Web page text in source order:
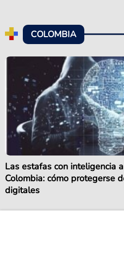
COLOMBIA
Las estafas con inteligencia
Colombia: cómo protegerse
digitales